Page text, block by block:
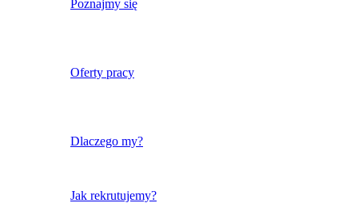
Poznajmy się
Oferty pracy
Dlaczego my?
Jak rekrutujemy?